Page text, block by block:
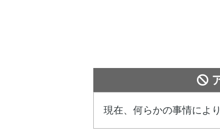
現在、何らかの事情によ